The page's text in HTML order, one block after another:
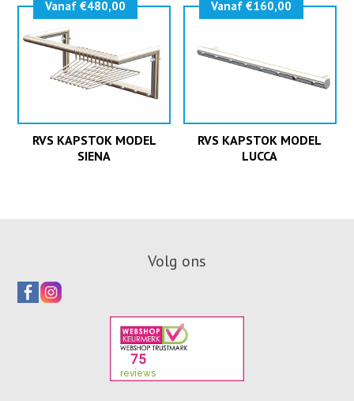
RVS KAPSTOK MODEL
SIENA
Vanaf €480,00
RVS KAPSTOK MODEL
LUCCA
Vanaf €160,00
Volg ons